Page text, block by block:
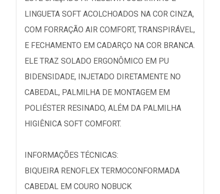
LINGUETA SOFT ACOLCHOADOS NA COR CINZA,
COM FORRAÇÃO AIR COMFORT, TRANSPIRÁVEL,
E FECHAMENTO EM CADARÇO NA COR BRANCA.
ELE TRAZ SOLADO ERGONÔMICO EM PU
BIDENSIDADE, INJETADO DIRETAMENTE NO
CABEDAL, PALMILHA DE MONTAGEM EM
POLIÉSTER RESINADO, ALÉM DA PALMILHA
HIGIÊNICA SOFT COMFORT.
INFORMAÇÕES TÉCNICAS:
BIQUEIRA RENOFLEX TERMOCONFORMADA
CABEDAL EM COURO NOBUCK